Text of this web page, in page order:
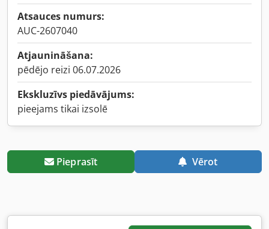
Atsauces numurs:
AUC-2607040
Atjaunināšana:
pēdējo reizi 06.07.2026
Ekskluzīvs piedāvājums:
pieejams tikai izsolē
Pieprasīt Vērot